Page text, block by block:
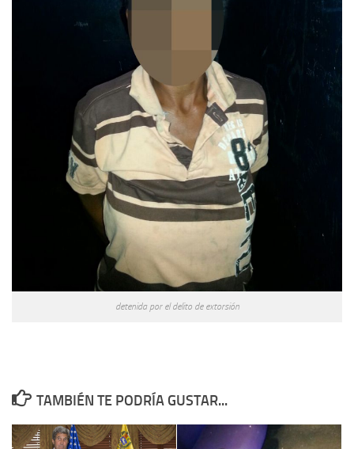
detenida por el delito de extorsión
TAMBIÉN TE PODRÍA GUSTAR...